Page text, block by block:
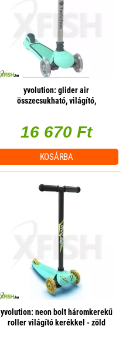
yvolution: glider air
összecsukható, világító,
16 670 Ft
KOSÁRBA
yvolution: neon bolt háromkerekű
roller világító kerékkel - zöld